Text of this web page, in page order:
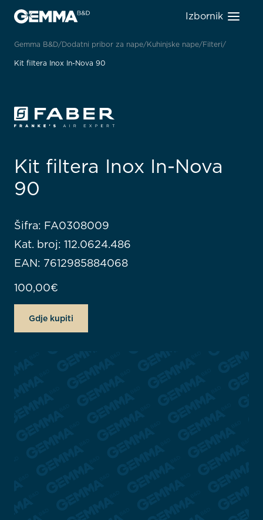
Izbornik
Gemma B&D Dodatni pribor za nape Kuhinjske nape Filteri
Kit filtera Inox In-Nova 90
Kit filtera Inox In-Nova
90
Šifra: FA0308009
Kat. broj: 112.0624.486
EAN: 7612985884068
100,00€
Gdje kupiti